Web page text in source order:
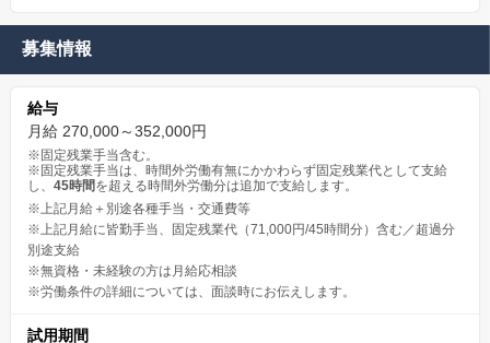
募集情報
給与
月給 270,000～352,000円
※固定残業手当含む。
※固定残業手当は、時間外労働有無にかかわらず固定残業代として支給
し、 45時間を超える時間外労働分は追加で支給します。
※上記月給＋別途各種手当・交通費等
※上記月給に皆勤手当、固定残業代（71,000円/45時間分）含む／超過分
別途支給
※無資格・未経験の方は月給応相談
※労働条件の詳細については、面談時にお伝えします。
試用期間